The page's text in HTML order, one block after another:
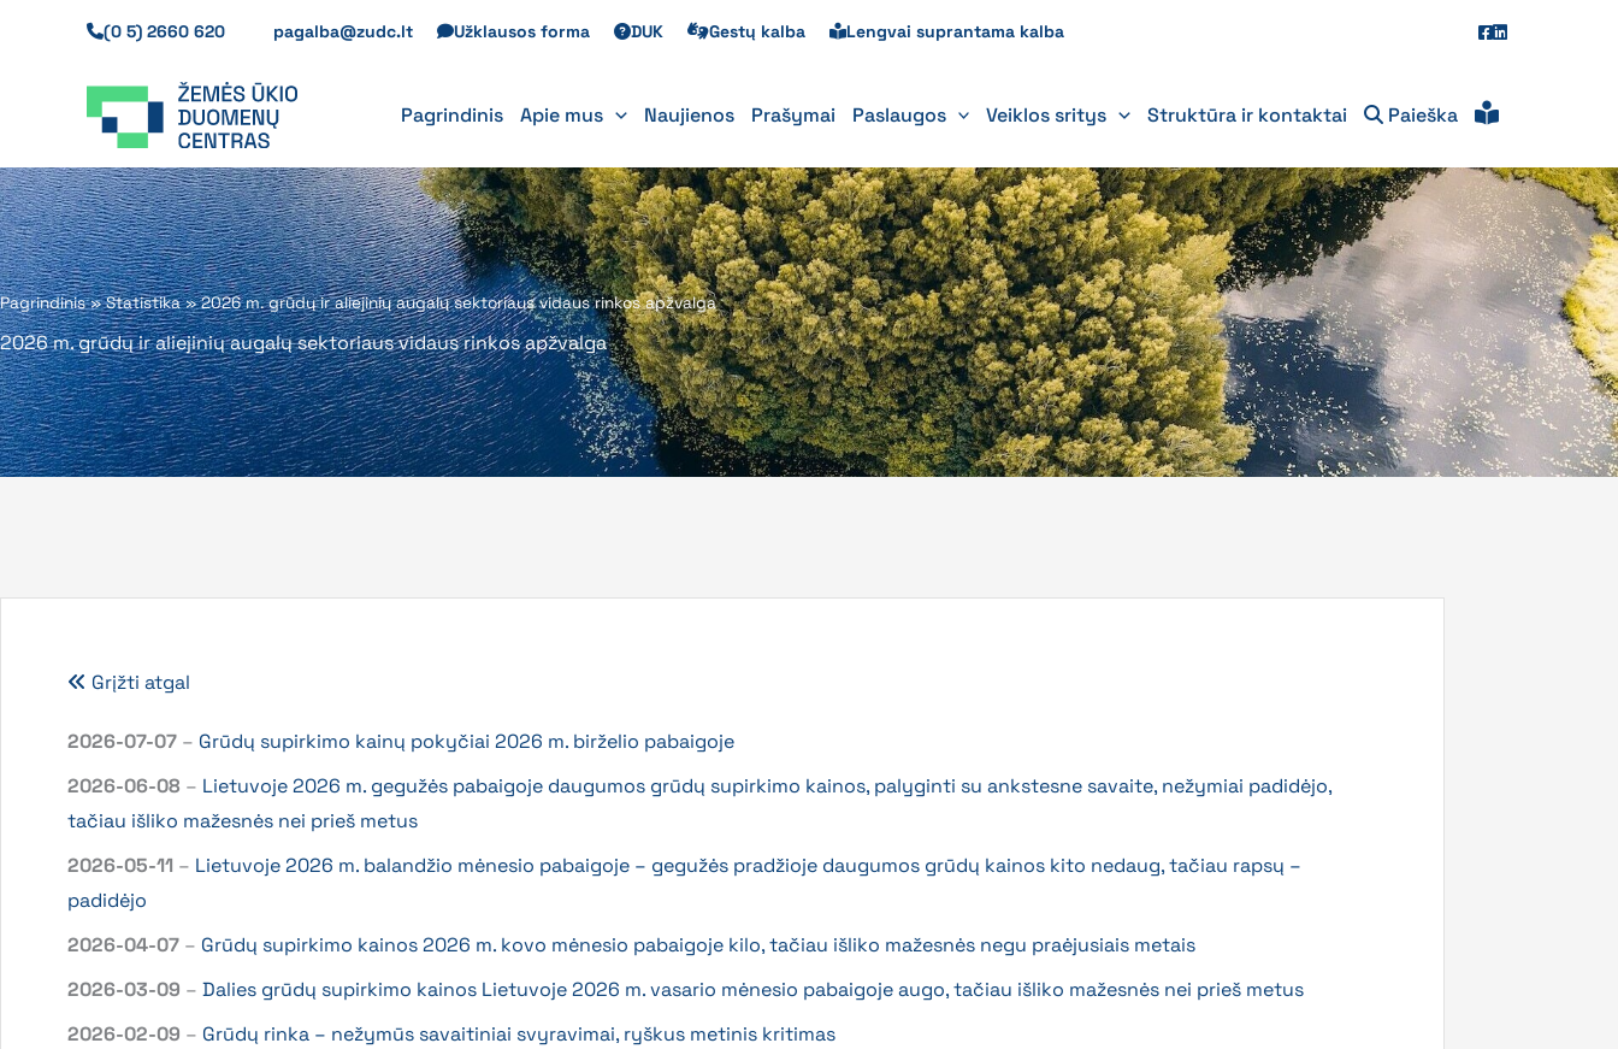
(0 5) 2660 620 pagalba@zudc.lt Užklausos forma DUK Gestų kalba Lengvai suprantama kalba
Pagrindinis Apie mus Naujienos Prašymai Paslaugos Veiklos sritys Struktūra ir kontaktai Paieška
Pagrindinis»Statistika»2026 m. grūdų ir aliejinių augalų sektoriaus vidaus rinkos apžvalga
2026 m. grūdų ir aliejinių augalų sektoriaus vidaus rinkos apžvalga
Grįžti atgal
2026-07-07 – Grūdų supirkimo kainų pokyčiai 2026 m. birželio pabaigoje
2026-06-08 – Lietuvoje 2026 m. gegužės pabaigoje daugumos grūdų supirkimo kainos, palyginti su ankstesne savaite, nežymiai padidėjo,
tačiau išliko mažesnės nei prieš metus
2026-05-11 – Lietuvoje 2026 m. balandžio mėnesio pabaigoje – gegužės pradžioje daugumos grūdų kainos kito nedaug, tačiau rapsų –
padidėjo
2026-04-07 – Grūdų supirkimo kainos 2026 m. kovo mėnesio pabaigoje kilo, tačiau išliko mažesnės negu praėjusiais metais
2026-03-09 – Dalies grūdų supirkimo kainos Lietuvoje 2026 m. vasario mėnesio pabaigoje augo, tačiau išliko mažesnės nei prieš metus
2026-02-09 – Grūdų rinka – nežymūs savaitiniai svyravimai, ryškus metinis kritimas